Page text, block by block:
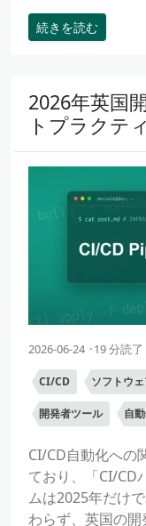
続きを読む
2026年英国
トプラクテ
2026-06-24 19 分読了
CI/CD ソフトウ
開発者ツール 自
CI/CD自動化への
ており、「CI/CD
ムは2025年だけ
わらず、英国の